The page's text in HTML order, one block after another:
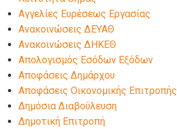
Αγγελίες Ευρέσεως Εργασίας
Ανακοινώσεις ΔΕΥΑΘ
Ανακοινώσεις ΔΗΚΕΘ
Απολογισμός Εσόδων Εξόδων
Αποφάσεις Δημάρχου
Αποφάσεις Οικονομικής Επιτροπής
Δημόσια Διαβούλευση
Δημοτική Επιτροπή